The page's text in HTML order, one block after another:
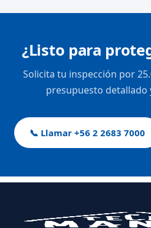
¿Listo para
Solicita tu inspección por
presupuesto detallado
📞 Llamar +56 2 2683 7000